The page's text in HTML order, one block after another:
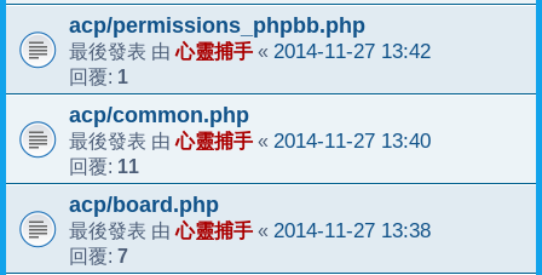
acp/permissions_phpbb.php
最後發表 由心靈捕手 « 2014-11-27 13:42
回覆: 1
acp/common.php
最後發表 由心靈捕手 « 2014-11-27 13:40
回覆: 11
acp/board.php
最後發表 由心靈捕手 « 2014-11-27 13:38
回覆: 7